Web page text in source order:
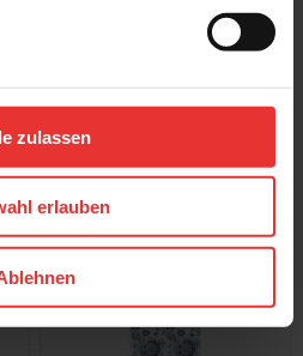
zulassen
erlauben
Floralia
60 x 120 cm
majorelle